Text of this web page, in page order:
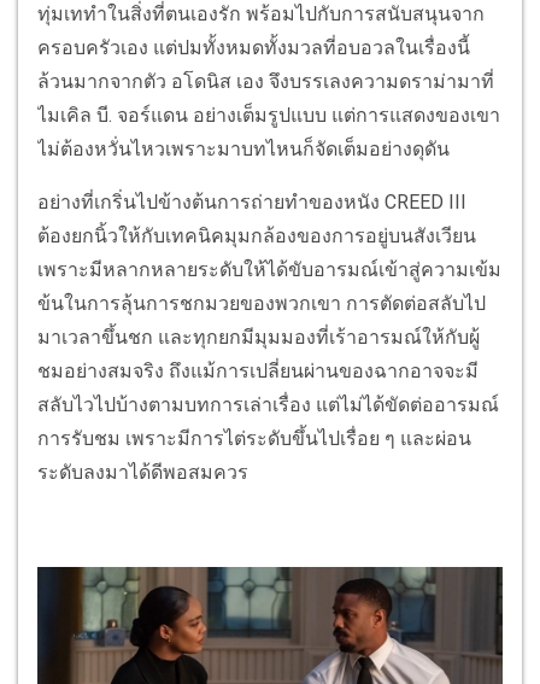
ทุ่มเททำในสิ่งที่ตนเองรัก พร้อมไปกับการสนับสนุนจาก
ครอบครัวเอง แต่ปมทั้งหมดทั้งมวลที่อบอวลในเรื่องนี้
ล้วนมากจากตัว อโดนิส เอง จึงบรรเลงความดราม่ามาที่
ไมเคิล บี. จอร์แดน อย่างเต็มรูปแบบ แต่การแสดงของเขา
ไม่ต้องหวั่นไหวเพราะมาบทไหนก็จัดเต็มอย่างดุดัน
อย่างที่เกริ่นไปข้างต้นการถ่ายทำของหนัง CREED III
ต้องยกนิ้วให้กับเทคนิคมุมกล้องของการอยู่บนสังเวียน
เพราะมีหลากหลายระดับให้ได้ขับอารมณ์เข้าสู่ความเข้ม
ข้นในการลุ้นการชกมวยของพวกเขา การตัดต่อสลับไป
มาเวลาขึ้นชก และทุกยกมีมุมมองที่เร้าอารมณ์ให้กับผู้
ชมอย่างสมจริง ถึงแม้การเปลี่ยนผ่านของฉากอาจจะมี
สลับไวไปบ้างตามบทการเล่าเรื่อง แต่ไม่ได้ขัดต่ออารมณ์
การรับชม เพราะมีการไต่ระดับขึ้นไปเรื่อย ๆ และผ่อน
ระดับลงมาได้ดีพอสมควร